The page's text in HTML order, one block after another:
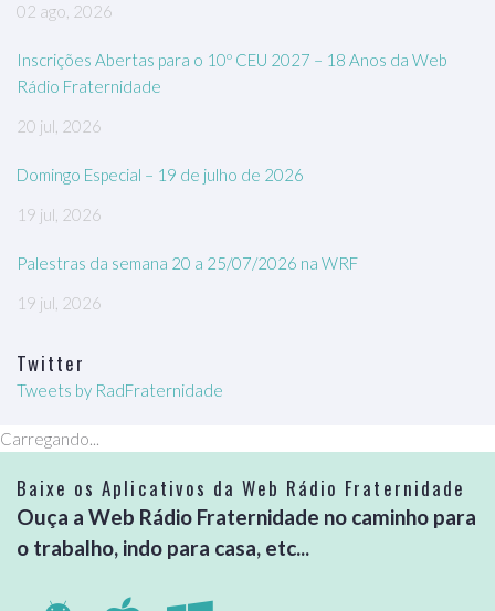
02 ago, 2026
Inscrições Abertas para o 10º CEU 2027 – 18 Anos da Web
Rádio Fraternidade
20 jul, 2026
Domingo Especial – 19 de julho de 2026
19 jul, 2026
Palestras da semana 20 a 25/07/2026 na WRF
19 jul, 2026
Twitter
Tweets by RadFraternidade
Carregando...
Baixe os Aplicativos da Web Rádio Fraternidade
Ouça a Web Rádio Fraternidade no caminho para
o trabalho, indo para casa, etc...